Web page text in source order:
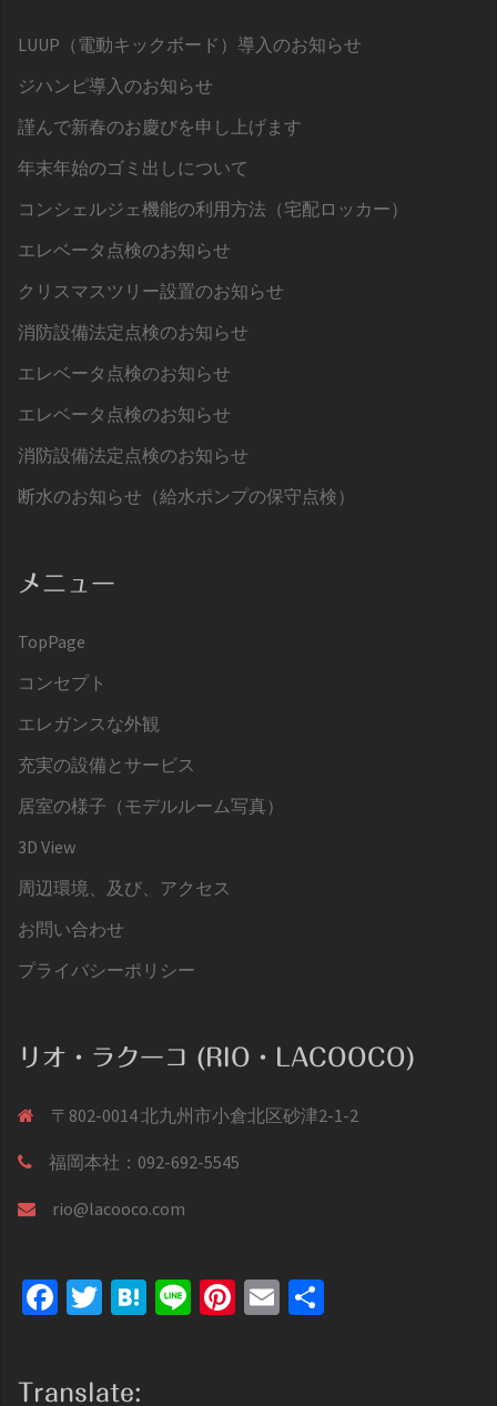
LUUP（電動キックボード）導入のお知らせ
ジハンピ導入のお知らせ
謹んで新春のお慶びを申し上げます
年末年始のゴミ出しについて
コンシェルジェ機能の利用方法（宅配ロッカー）
エレベータ点検のお知らせ
クリスマスツリー設置のお知らせ
消防設備法定点検のお知らせ
エレベータ点検のお知らせ
エレベータ点検のお知らせ
消防設備法定点検のお知らせ
断水のお知らせ（給水ポンプの保守点検）
メニュー
TopPage
コンセプト
エレガンスな外観
充実の設備とサービス
居室の様子（モデルルーム写真）
3D View
周辺環境、及び、アクセス
お問い合わせ
プライバシーポリシー
リオ・ラクーコ (RIO・LACOOCO)
〒802-0014 北九州市小倉北区砂津2-1-2
福岡本社：092-692-5545
rio@lacooco.com
Facebook
Twitter
Hatena
LinePinterest
Email
Translate: